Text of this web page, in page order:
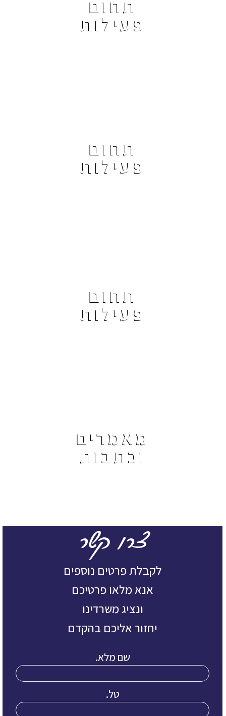
תחום
פעילות
תחום
פעילות
תחום
פעילות
מאמרים
וכתבות
לקבלת פרטים נוספים
אנא מלאו פרטיכם
ונציג משרדינו
יחזור אליכם בהקדם
שם מלא.
טל.